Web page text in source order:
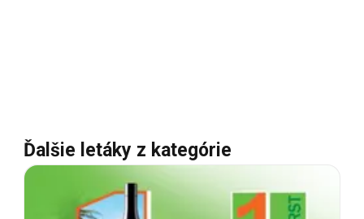
Ďalšie letáky z kategórie